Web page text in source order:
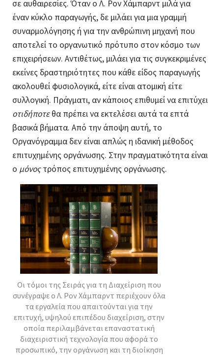
σε αυθαιρεσίες. Όταν ο Λ. Ρον Χάμπαρντ μιλά για
έναν κύκλο παραγωγής, δε μιλάει για μια γραμμή
συναρμολόγησης ή για την ανθρώπινη μηχανή που
αποτελεί το οργανωτικό πρότυπο στον κόσμο των
επιχειρήσεων. Αντιθέτως, μιλάει για τις συγκεκριμένες
εκείνες δραστηριότητες που κάθε είδος παραγωγής
ακολουθεί φυσιολογικά, είτε είναι ατομική είτε
συλλογική. Πράγματι, αν κάποιος επιθυμεί να επιτύχει
οτιδήποτεθα πρέπει να εκτελέσει αυτά τα επτά
βασικά βήματα. Από την άποψη αυτή, το
Οργανόγραμμα δεν είναι απλώς η ιδανική μέθοδος
επιτυχημένης οργάνωσης. Στην πραγματικότητα είναι
ο μόνοςτρόπος επιτυχημένης οργάνωσης.
Οι τόμοι της Σειράς για τη Διαχείριση που
συνέγραψε ο Λ. Ρον Χάμπαρντ περιέχουν όλα
τα εργαλεία που απαιτούνται για την
επιτυχή, υψηλού επιπέδου διαχείριση, στην
οποία περιλαμβάνεται επαναστατική
διαχειριστική τεχνολογία που αφορά το
προσωπικό, την οργάνωση και τη διοίκηση